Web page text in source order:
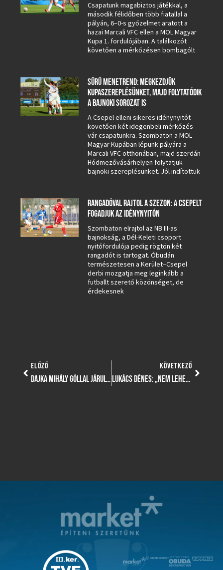
Csapatunk magabiztos játékkal, a
második félidőben több fiatallal a
pályán, 6–0-s győzelmet aratott a
hazai Marcali VFC ellen a MOL Magyar
Kupa 1. fordulójában. A találkozót
követően a mérkőzésen bombagólt
SŰRŰ MENETREND: MEGKEZDJÜK
KUPASZEREPLÉSÜNKET, MAJD FOLYTATÓDIK
A BAJNOKI SOROZAT IS
A Csepel elleni sikeres idénynyitót
követően két idegenbeli mérkőzés
vár csapatunkra. Szombaton a MOL
Magyar Kupában lépünk pályára a
Marcali VFC otthonában, majd szerdán
Hódmezővásárhelyen folytatjuk
bajnoki szereplésünket. Jól indítottuk
RANGADÓVAL RAJTOL A SZEZON: A CSEPELT
FOGADJUK AZ IDÉNYNYITÓN
Szombaton elrajtol az NB III-as
bajnokság, a Dél-Keleti csoport
nyitófordulója pedig rögtön két
rangadót is tartogat. Óbudán
természetesen a Kerület–Csepel
derbi mozgatja meg leginkább a
futballt szerető közönséget, de
érdekesnek
ELŐZŐ
DAJKA MIHÁLY GÓLLAL JÁRULT HOZZÁ AZ U17-ES VÁLOGATOTT KIÜTÉSES GYŐZELMÉHEZ
KÖVETKEZŐ
LUKÁCS DÉNES: „NEM LEHET MÁS CÉLUNK, MINT SIKERREL VENNI AZ ÚJVIDÉKI TORNÁT”